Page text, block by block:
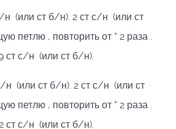
н (или ст б/н). 2 ст с/н (или ст
петлю , повторить от * 2 раза .
ст с/н (или ст б/н).
н (или ст б/н). 2 ст с/н (или ст
петлю , повторить от * 2 раза .
ст с/н (или ст б/н).